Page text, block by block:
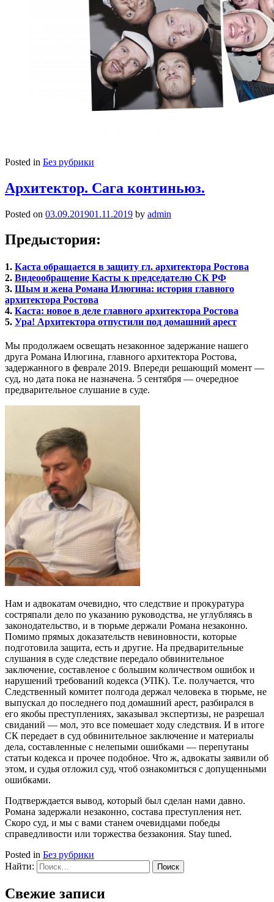
Posted in Без рубрики
Архитектор. Сага континьюз.
Posted on 03.09.201901.11.2019 by admin
Предыстория:
1. Каста обращается в защиту гл. архитектора Ростова
2. Видеообращение Касты к председателю СК РФ
3. Шым и жена Романа Илюгина: история главного
архитектора Ростова
4. Каста: новое в деле главного архитектора Ростова
5. Ура! Архитектора отпустили под домашний арест
Мы продолжаем освещать незаконное задержание нашего
друга Романа Илюгина, главного архитектора Ростова,
задержанного в феврале 2019. Впереди решающий момент —
суд, но дата пока не назначена. 5 сентября — очередное
предварительное слушание в суде.
Нам и адвокатам очевидно, что следствие и прокуратура
состряпали дело по указанию руководства, не углубляясь в
законодательство, и в тюрьме держали Романа незаконно.
Помимо прямых доказательств невиновности, которые
подготовила защита, есть и другие. На предварительные
слушания в суде следствие передало обвинительное
заключение, составленое с большим количеством ошибок и
нарушений требований кодекса (УПК). Т.е. получается, что
Следственный комитет полгода держал человека в тюрьме, не
выпускал до последнего под домашний арест, разбирался в
его якобы преступлениях, заказывал экспертизы, не разрешал
свиданий — мол, это все помешает ходу следствия. И в итоге
СК передает в суд обвинительное заключение и материалы
дела, составленные с нелепыми ошибками — перепутаны
статьи кодекса и прочее подобное. Что ж, адвокаты заявили об
этом, и судья отложил суд, чтоб ознакомиться с допущенными
ошибками.
Подтверждается вывод, который был сделан нами давно.
Романа задержали незаконно, состава преступления нет.
Скоро суд, и мы с вами станем очевидцами победы
справедливости или торжества беззакония. Stay tuned.
Posted in Без рубрики
Найти:
Свежие записи